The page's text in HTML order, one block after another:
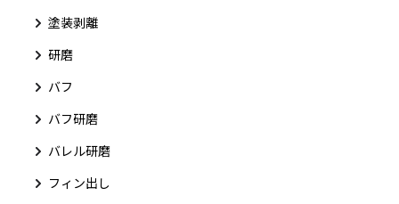
塗装剥離
研磨
バフ
バフ研磨
バレル研磨
フィン出し